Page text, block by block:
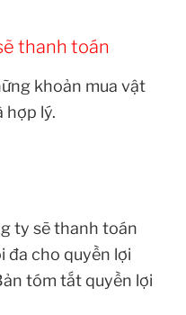
thanh toán
khoản mua vật
hợp lý.
ty sẽ thanh toán
đa cho quyền lợi
tóm tắt quyền lợi